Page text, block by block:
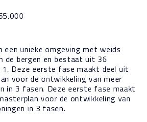
unieke omgeving met weids
de bergen en bestaat uit 36
Deze eerste fase maakt deel uit
voor de ontwikkeling van meer
in 3 fasen. Deze eerste fase maakt
voor de ontwikkeling van
in 3 fasen.